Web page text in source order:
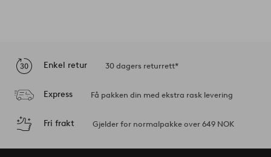
Enkel retur 30 dagers returrett*
Express Få pakken din med ekstra rask levering
Fri frakt Gjelder for normalpakke over 649 NOK